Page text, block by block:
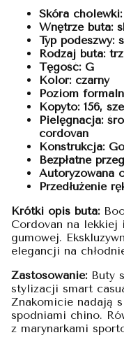
Skóra
Wnętrze buta:
Typ podeszwy:
Rodzaj buta:
Tęgość: G
Kolor: czarny
Poziom
Kopyto: 156,
Pielęgnacja:
cordovan
Konstrukcja:
Bezpłatne
Autoryzowana
Przedłużenie
Krótki opis buta:
Cordovan na lekkiej
gumowej.
elegancji na
Zastosowanie: Buty
stylizacji smart
Znakomicie nadają
spodniami chino.
z marynarkami